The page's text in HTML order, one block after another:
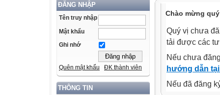
ĐĂNG NHẬP
Tên truy nhập
Mật khẩu
Ghi nhớ
Quên mật khẩu ĐK thành viên
THÔNG TIN
Chào mừng
Quý vị chưa
tải được các
Nếu chưa
hướng dẫn
Nếu đã đăng